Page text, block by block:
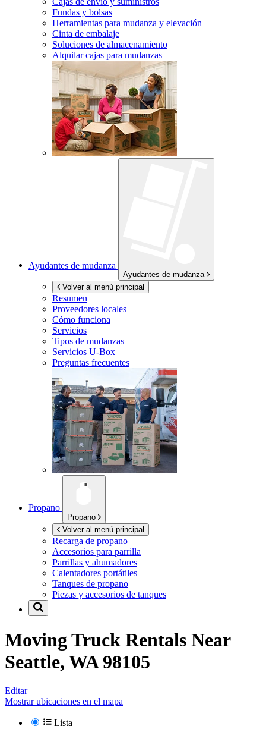
Fundas y bolsas
Herramientas para mudanza y elevación
Cinta de embalaje
Soluciones de almacenamiento
Alquilar cajas para mudanzas
Ayudantes de mudanza
Ayudantes de mudanza
Volver al menú principal
Resumen
Proveedores locales
Cómo funciona
Servicios
Tipos de mudanzas
Servicios U-Box
Preguntas frecuentes
Propano
Propano
Volver al menú principal
Recarga de propano
Accesorios para parrilla
Parrillas y ahumadores
Calentadores portátiles
Tanques de propano
Piezas y accesorios de tanques
Moving Truck Rentals Near
Seattle, WA 98105
Editar
Mostrar ubicaciones en el mapa
Lista